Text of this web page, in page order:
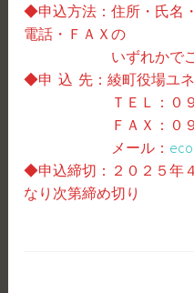
◆申込方法：住所・氏名
電話・ＦＡＸの
いずれかでご連
◆申 込 先：綾町役場ユ
ＴＥＬ：０９８５
ＦＡＸ：０９８５
メール：
◆申込締切：２０２５
なり次第締め切り